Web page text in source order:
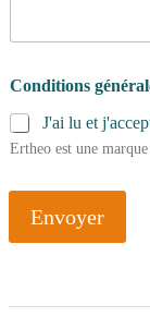
Conditions
J'ai lu et
Ertheo est une
Envoyer